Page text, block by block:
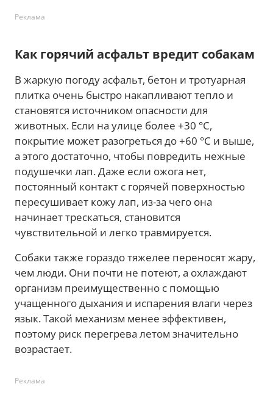
Реклама
Как горячий асфальт вредит собакам
В жаркую погоду асфальт, бетон и тротуарная
плитка очень быстро накапливают тепло и
становятся источником опасности для
животных. Если на улице более +30 °C,
покрытие может разогреться до +60 °C и выше,
а этого достаточно, чтобы повредить нежные
подушечки лап. Даже если ожога нет,
постоянный контакт с горячей поверхностью
пересушивает кожу лап, из-за чего она
начинает трескаться, становится
чувствительной и легко травмируется.
Собаки также гораздо тяжелее переносят жару,
чем люди. Они почти не потеют, а охлаждают
организм преимущественно с помощью
учащенного дыхания и испарения влаги через
язык. Такой механизм менее эффективен,
поэтому риск перегрева летом значительно
возрастает.
Реклама